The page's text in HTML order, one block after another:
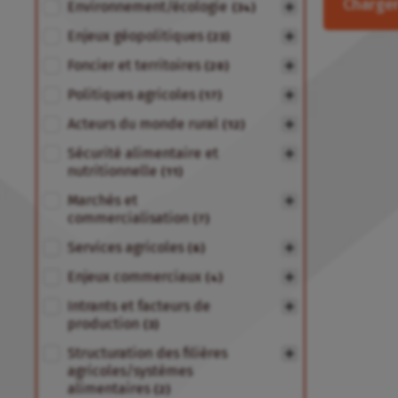
Environnement/écologie (34)
Enjeux géopolitiques
Foncier et territoires
Politiques agricoles (17)
Acteurs du monde rural
Sécurité alimentaire et
nutritionnelle (11)
Marchés et
commercialisation (7)
Services agricoles (6)
Enjeux commerciaux (4)
Intrants et facteurs de
production
Structuration des filières
agricoles/systèmes
alimentaires